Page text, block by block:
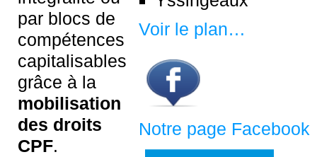
par blocs de
compétences
capitalisables
grâce à la
mobilisation
des droits
CPF.
Voir le plan…
Notre page Facebook